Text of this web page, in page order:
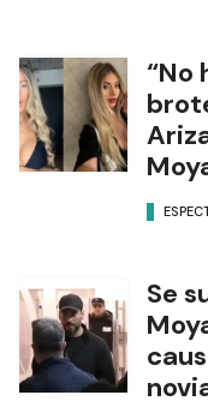
“No
Se